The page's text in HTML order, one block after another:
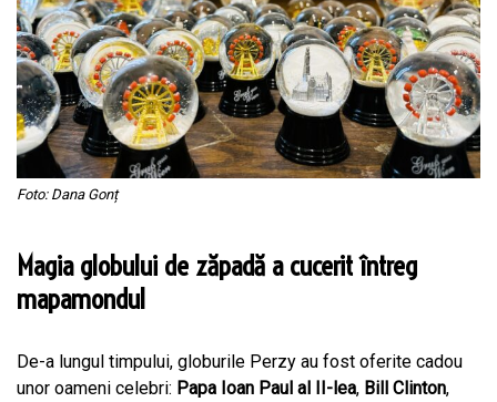
Foto: Dana Gonț
Magia globului de zăpadă a cucerit întreg
mapamondul
De-a lungul timpului, globurile Perzy au fost oferite cadou
unor oameni celebri: Papa Ioan Paul al II-lea, Bill Clinton,